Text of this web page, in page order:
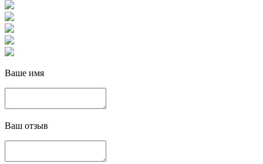
Ваше имя
Ваш отзыв